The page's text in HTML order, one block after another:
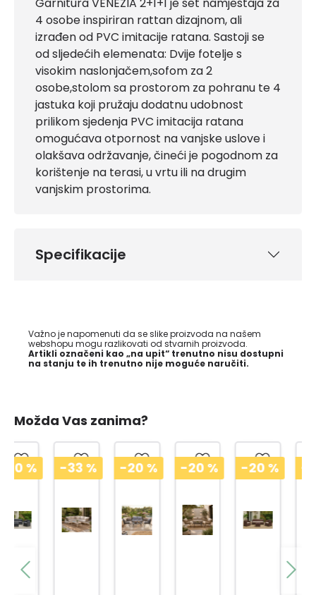
4 osobe inspiriran rattan dizajnom, ali
izrađen od PVC imitacije ratana. Sastoji se
od sljedećih elemenata: Dvije fotelje s
visokim naslonjačem,sofom za 2
osobe,stolom sa prostorom za pohranu te 4
jastuka koji pružaju dodatnu udobnost
prilikom sjedenja PVC imitacija ratana
omogućava otpornost na vanjske uslove i
olakšava održavanje, čineći je pogodnom za
korištenje na terasi, u vrtu ili na drugim
vanjskim prostorima.
Specifikacije
Važno je napomenuti da se slike proizvoda na našem
webshopu mogu razlikovati od stvarnih proizvoda.
Artikli označeni kao „na upit“ trenutno nisu dostupni
na stanju te ih trenutno nije moguće naručiti.
Možda Vas zanima?
-33 -20 -20 -20 -20